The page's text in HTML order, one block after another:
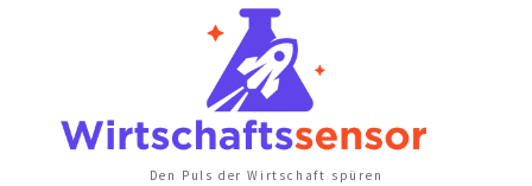
Den Puls der Wirtschaft spüren